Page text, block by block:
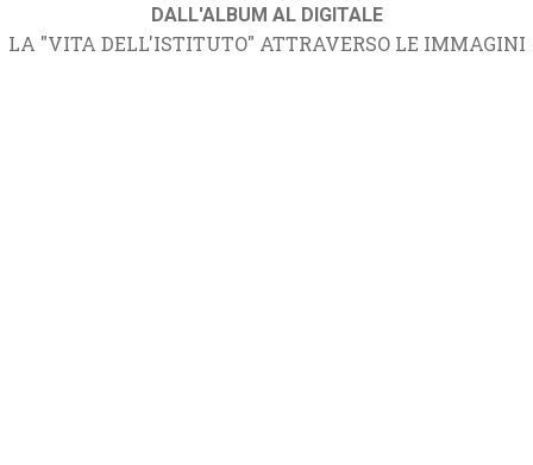
DALL'ALBUM AL DIGITALE
LA "VITA DELL'ISTITUTO" ATTRAVERSO LE IMMAGINI